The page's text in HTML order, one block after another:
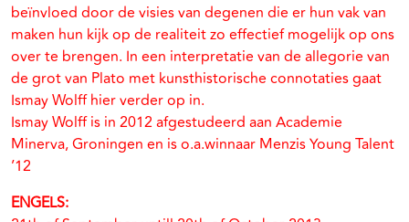
beïnvloed door de visies van degenen die er hun vak van
maken hun kijk op de realiteit zo effectief mogelijk op ons
over te brengen. In een interpretatie van de allegorie van
de grot van Plato met kunsthistorische connotaties gaat
Ismay Wolff hier verder op in.
Ismay Wolff is in 2012 afgestudeerd aan Academie
Minerva, Groningen en is o.a.winnaar Menzis Young Talent
’12
ENGELS: